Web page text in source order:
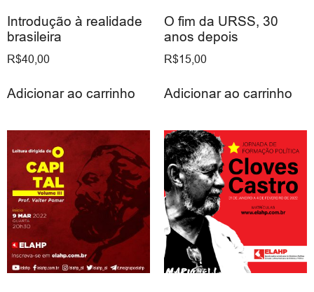
Introdução à realidade
brasileira
R$40,00
Adicionar ao carrinho
O fim da URSS, 30
anos depois
R$15,00
Adicionar ao carrinho